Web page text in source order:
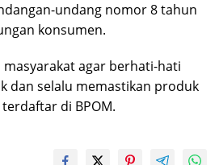
undang nomor 8 tahun
konsumen.
agar berhati-hati
dan selalu memastikan produk
di BPOM.